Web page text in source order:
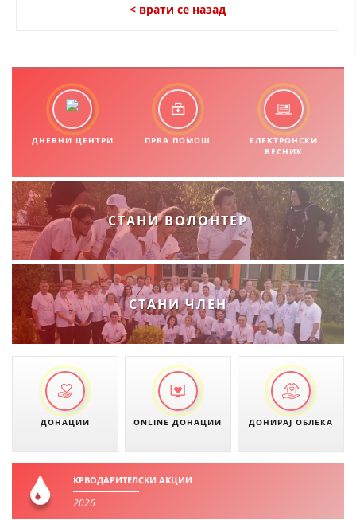
< врати се назад
ДНЕВНИ ЦЕНТРИ ПРВА ПОМОШ
ЕЛЕКТРОНСКИ
ВЕСНИК
СТАНИ ВОЛОНТЕР
СТАНИ ЧЛЕН
ДОНАЦИИ ONLINE ДОНАЦИИ ДОНИРАЈ ОБЛЕКА
КРВОДАРИТЕЛСКИ АКЦИИ
2026